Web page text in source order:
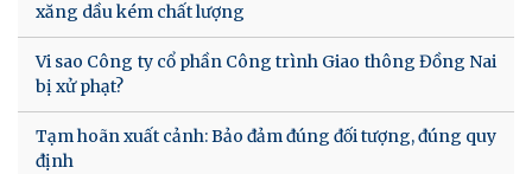
xăng dầu kém chất lượng
Vi sao Công ty cổ phần Công trình Giao thông Đồng Nai
bị xử phạt?
Tạm hoãn xuất cảnh: Bảo đảm đúng đối tượng, đúng quy
định